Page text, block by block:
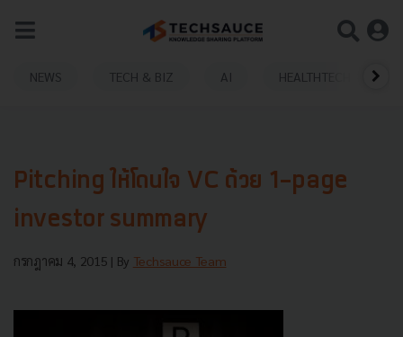
NEWS TECH & BIZ AI HEALTHTECH
Pitching ให้โดนใจ VC ด้วย 1-page
investor summary
กรกฎาคม 4, 2015 | By Techsauce Team